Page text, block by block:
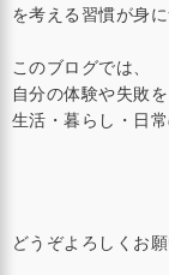
を考える習慣が身に
このブログでは、
自分の体験や失敗
生活・暮らし・日
どうぞよろしくお願